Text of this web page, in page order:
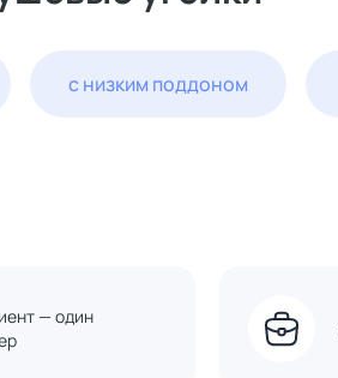
с низким поддоном
— один